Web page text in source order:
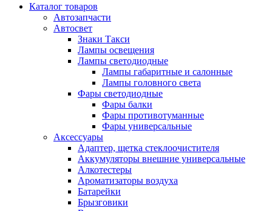
Каталог товаров
Автозапчасти
Автосвет
Знаки Такси
Лампы освещения
Лампы светодиодные
Лампы габаритные и салонные
Лампы головного света
Фары светодиодные
Фары балки
Фары противотуманные
Фары универсальные
Аксессуары
Адаптер, щетка стеклоочистителя
Аккумуляторы внешние универсальные
Алкотестеры
Ароматизаторы воздуха
Батарейки
Брызговики